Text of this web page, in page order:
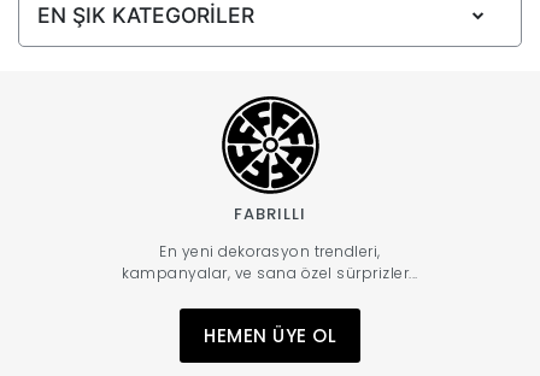
EN ŞIK KATEGORİLER
FABRILLI
En yeni dekorasyon trendleri,
kampanyalar, ve sana özel sürprizler...
HEMEN ÜYE OL